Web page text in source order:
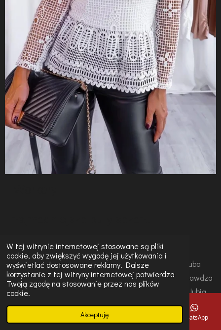
W tej witrynie internetowej stosowane są pliki
cookie, aby zwiększyć wygodę jej użytkowania i
wyświetlać dostosowane reklamy. Dalsze
korzystanie z tej witryny internetowej potwierdza
Twoją zgodę na stosowanie przez nas plików
cookie.
Akceptuję
Workery- idealnebutynasezon jesienno - zimowy
. Gruba
stabilna podeszwa ,wysoka cholewka. doskonale sprawdza
się podczas jesiennej i zimowej pogody. Panie
które lubią
młodzieżowyiwygodnystylmogą nosićworkerynie tylko do
jeansów
ale także do
dzianinowych
Mapa WhatsApp